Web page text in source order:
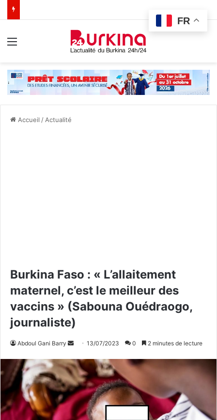
Accueil / Actualité
Burkina Faso : « L’allaitement
maternel, c’est le meilleur des
vaccins » (Sabouna Ouédraogo,
journaliste)
Abdoul Gani Barry
v
y
e
13/07/2023 0 2 minutes de lecture
FR